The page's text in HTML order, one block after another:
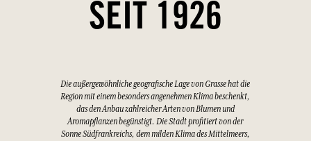
SEIT 1926
Die außergewöhnliche geografische Lage von Grasse hat die
Region mit einem besonders angenehmen Klima beschenkt,
das den Anbau zahlreicher Arten von Blumen und
Aromapflanzen begünstigt. Die Stadt profitiert von der
Sonne Südfrankreichs, dem milden Klima des Mittelmeers,